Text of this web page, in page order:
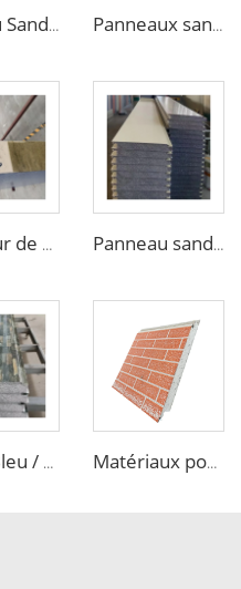
Panneau Sandwich Horizontal Décoratif Épaisseur 16mm pour Mur Intérieur et Extérieur en Mousse de Polyuréthane Isolant pour Maison Panneaux sandwich en mousse de polyuréthane pour plafond et mur extérieur avec finition bois en panneaux de parement pour maison
épaisseur de 50mm/75mm/100mm, matériaux de construction en laine de roche, panneaux sandwich pour cloisons et revêtement décoratif en PU Panneau sandwich ondulé en acier coloré isolant EPS XPS Polystyrène Panneaux mousse Sandwich Mur pour construction de logements
Blanc / Bleu / Gris Zinc revêtement extérieur et intérieur isolation murale siding panneau gravé décoratif EPS / PU Matériaux pour maison panneau sandwich eps panneau mural en mousse EPS panneaux muraux décoratifs eps moules en béton pour maison